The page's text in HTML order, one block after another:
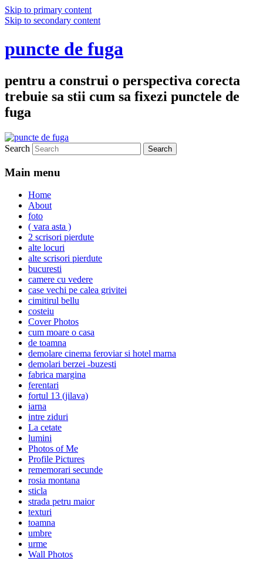
Skip to primary content
Skip to secondary content
puncte de fuga
pentru a construi o perspectiva corecta
trebuie sa stii cum sa fixezi punctele de
fuga
Search
Main menu
Home
About
foto
( vara asta )
2 scrisori pierdute
alte locuri
alte scrisori pierdute
bucuresti
camere cu vedere
case vechi pe calea grivitei
cimitirul bellu
costeiu
Cover Photos
cum moare o casa
de toamna
demolare cinema feroviar si hotel marna
demolari berzei -buzesti
fabrica margina
ferentari
fortul 13 (jilava)
iarna
intre ziduri
La cetate
lumini
Photos of Me
Profile Pictures
rememorari secunde
rosia montana
sticla
strada petru maior
texturi
toamna
umbre
urme
Wall Photos